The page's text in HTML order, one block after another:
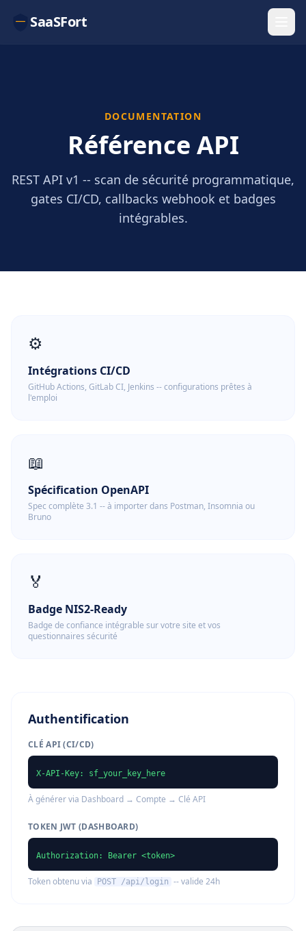
SaaSFort
DOCUMENTATION
Référence API
REST API v1 -- scan de sécurité programmatique,
gates CI/CD, callbacks webhook et badges
intégrables.
⚙️
Intégrations CI/CD
GitHub Actions, GitLab CI, Jenkins -- configurations prêtes à
l'emploi
📖
Spécification OpenAPI
Spec complète 3.1 -- à importer dans Postman, Insomnia ou
Bruno
🏅
Badge NIS2-Ready
Badge de confiance intégrable sur votre site et vos
questionnaires sécurité
Authentification
CLÉ API (CI/CD)
X-API-Key: sf_your_key_here
À générer via Dashboard → Compte → Clé API
TOKEN JWT (DASHBOARD)
Authorization: Bearer <token>
Token obtenu via POST /api/login -- valide 24h